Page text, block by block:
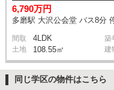
6,790万円
多磨駅 大沢公会堂 バス8分
間取 4LDK 築
土地 108.55㎡ 建
同じ学区の物件はこちら